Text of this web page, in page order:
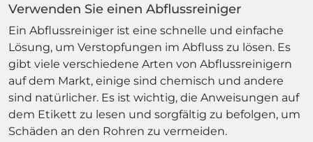
Verwenden Sie einen Abflussreiniger
Ein Abflussreiniger ist eine schnelle und einfache
Lösung, um Verstopfungen im Abfluss zu lösen. Es
gibt viele verschiedene Arten von Abflussreinigern
auf dem Markt, einige sind chemisch und andere
sind natürlicher. Es ist wichtig, die Anweisungen auf
dem Etikett zu lesen und sorgfältig zu befolgen, um
Schäden an den Rohren zu vermeiden.